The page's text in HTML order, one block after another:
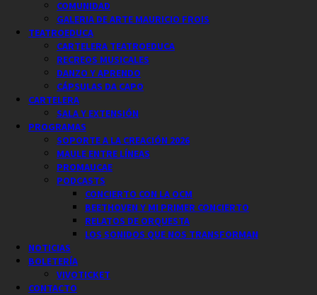
COMUNIDAD
GALERIA DE ARTE MAURICIO FROIS
TEATROEDUCA
CARTELERA TEATROEDUCA
RECREOS MUSICALES
DANZO Y APRENDO
CÁPSULAS DA CAPO
CARTELERA
SALA Y EXTENSIÓN
PROGRAMAS
SOPORTE A LA CREACIÓN 2026
MAULE ENTRE LÍNEAS
PROMAUCAE
PODCASTS
CONCIERTO CON LA OCM
BEETHOVEN Y MI PRIMER CONCIERTO
RELATOS DE ORQUESTA
LOS SONIDOS QUE NOS TRANSFORMAN
NOTICIAS
BOLETERÍA
VIVOTICKET
CONTACTO